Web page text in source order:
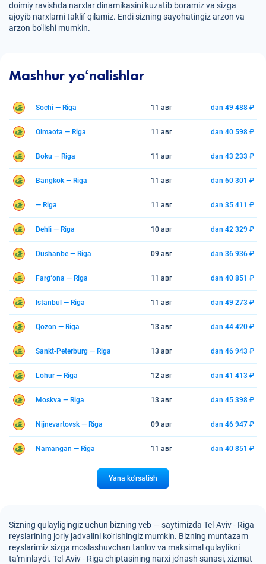
doimiy ravishda narxlar dinamikasini kuzatib boramiz va sizga
ajoyib narxlarni taklif qilamiz. Endi sizning sayohatingiz arzon va
arzon bo'lishi mumkin.
Mashhur yoʻnalishlar
Sochi — Riga 11 авг dan 49 488 ₽
Olmaota — Riga 11 авг dan 40 598 ₽
Boku — Riga 11 авг dan 43 233 ₽
Bangkok — Riga 11 авг dan 60 301 ₽
— Riga 11 авг dan 35 411 ₽
Dehli — Riga 10 авг dan 42 329 ₽
Dushanbe — Riga 09 авг dan 36 936 ₽
Fargʻona — Riga 11 авг dan 40 851 ₽
Istanbul — Riga 11 авг dan 49 273 ₽
Qozon — Riga 13 авг dan 44 420 ₽
Sankt-Peterburg — Riga 13 авг dan 46 943 ₽
Lohur — Riga 12 авг dan 41 413 ₽
Moskva — Riga 13 авг dan 45 398 ₽
Nijnevartovsk — Riga 09 авг dan 46 947 ₽
Namangan — Riga 11 авг dan 40 851 ₽
Yana ko'rsatish
Sizning qulayligingiz uchun bizning veb — saytimizda Tel-Aviv - Riga
reyslarining joriy jadvalini ko'rishingiz mumkin. Bizning muntazam
reyslarimiz sizga moslashuvchan tanlov va maksimal qulaylikni
ta'minlaydi. Tel-Aviv - Riga chiptasining narxi jo'nash sanasi, xizmat